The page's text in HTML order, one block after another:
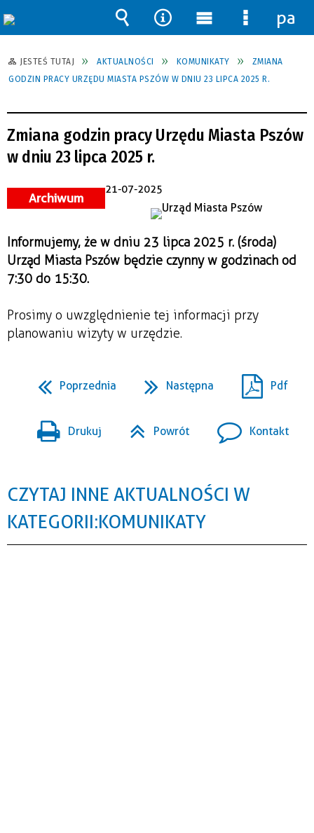
JESTEŚ TUTAJ AKTUALNOŚCI KOMUNIKATY
ZMIANA
GODZIN PRACY URZĘDU MIASTA PSZÓW W DNIU 23 LIPCA 2025 R.
Zmiana godzin pracy Urzędu Miasta Pszów
w dniu 23 lipca 2025 r.
Archiwum
21-07-2025
Informujemy, że w dniu 23 lipca 2025 r. (środa)
Urząd Miasta Pszów będzie czynny w godzinach od
7:30 do 15:30.
Prosimy o uwzględnienie tej informacji przy
planowaniu wizyty w urzędzie.
Poprzednia Następna Pdf
Drukuj Powrót Kontakt
CZYTAJ INNE AKTUALNOŚCI W
KATEGORII: KOMUNIKATY
Wyszukiwarka
Narzędzia
Menu
główne
Menu